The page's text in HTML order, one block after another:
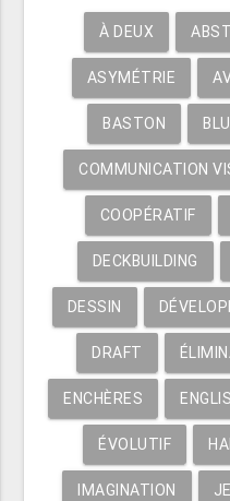
À DEUX
ASYMÉTRIE
BASTON
COMMUNICATION
COOPÉRATIF
DECKBUILDING
DESSIN
DRAFT
ENCHÈRES
ÉVOLUTIF
IMAGINATION